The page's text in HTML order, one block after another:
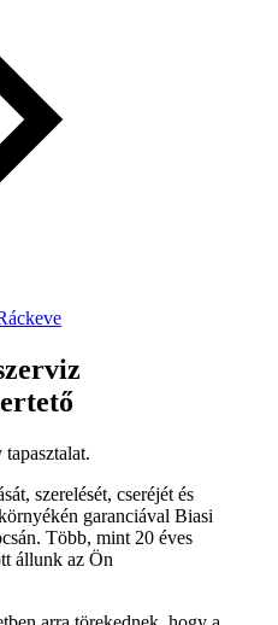
szerelését, cseréjét és
garanciával Biasi
Több, mint 20 éves
állunk az Ön